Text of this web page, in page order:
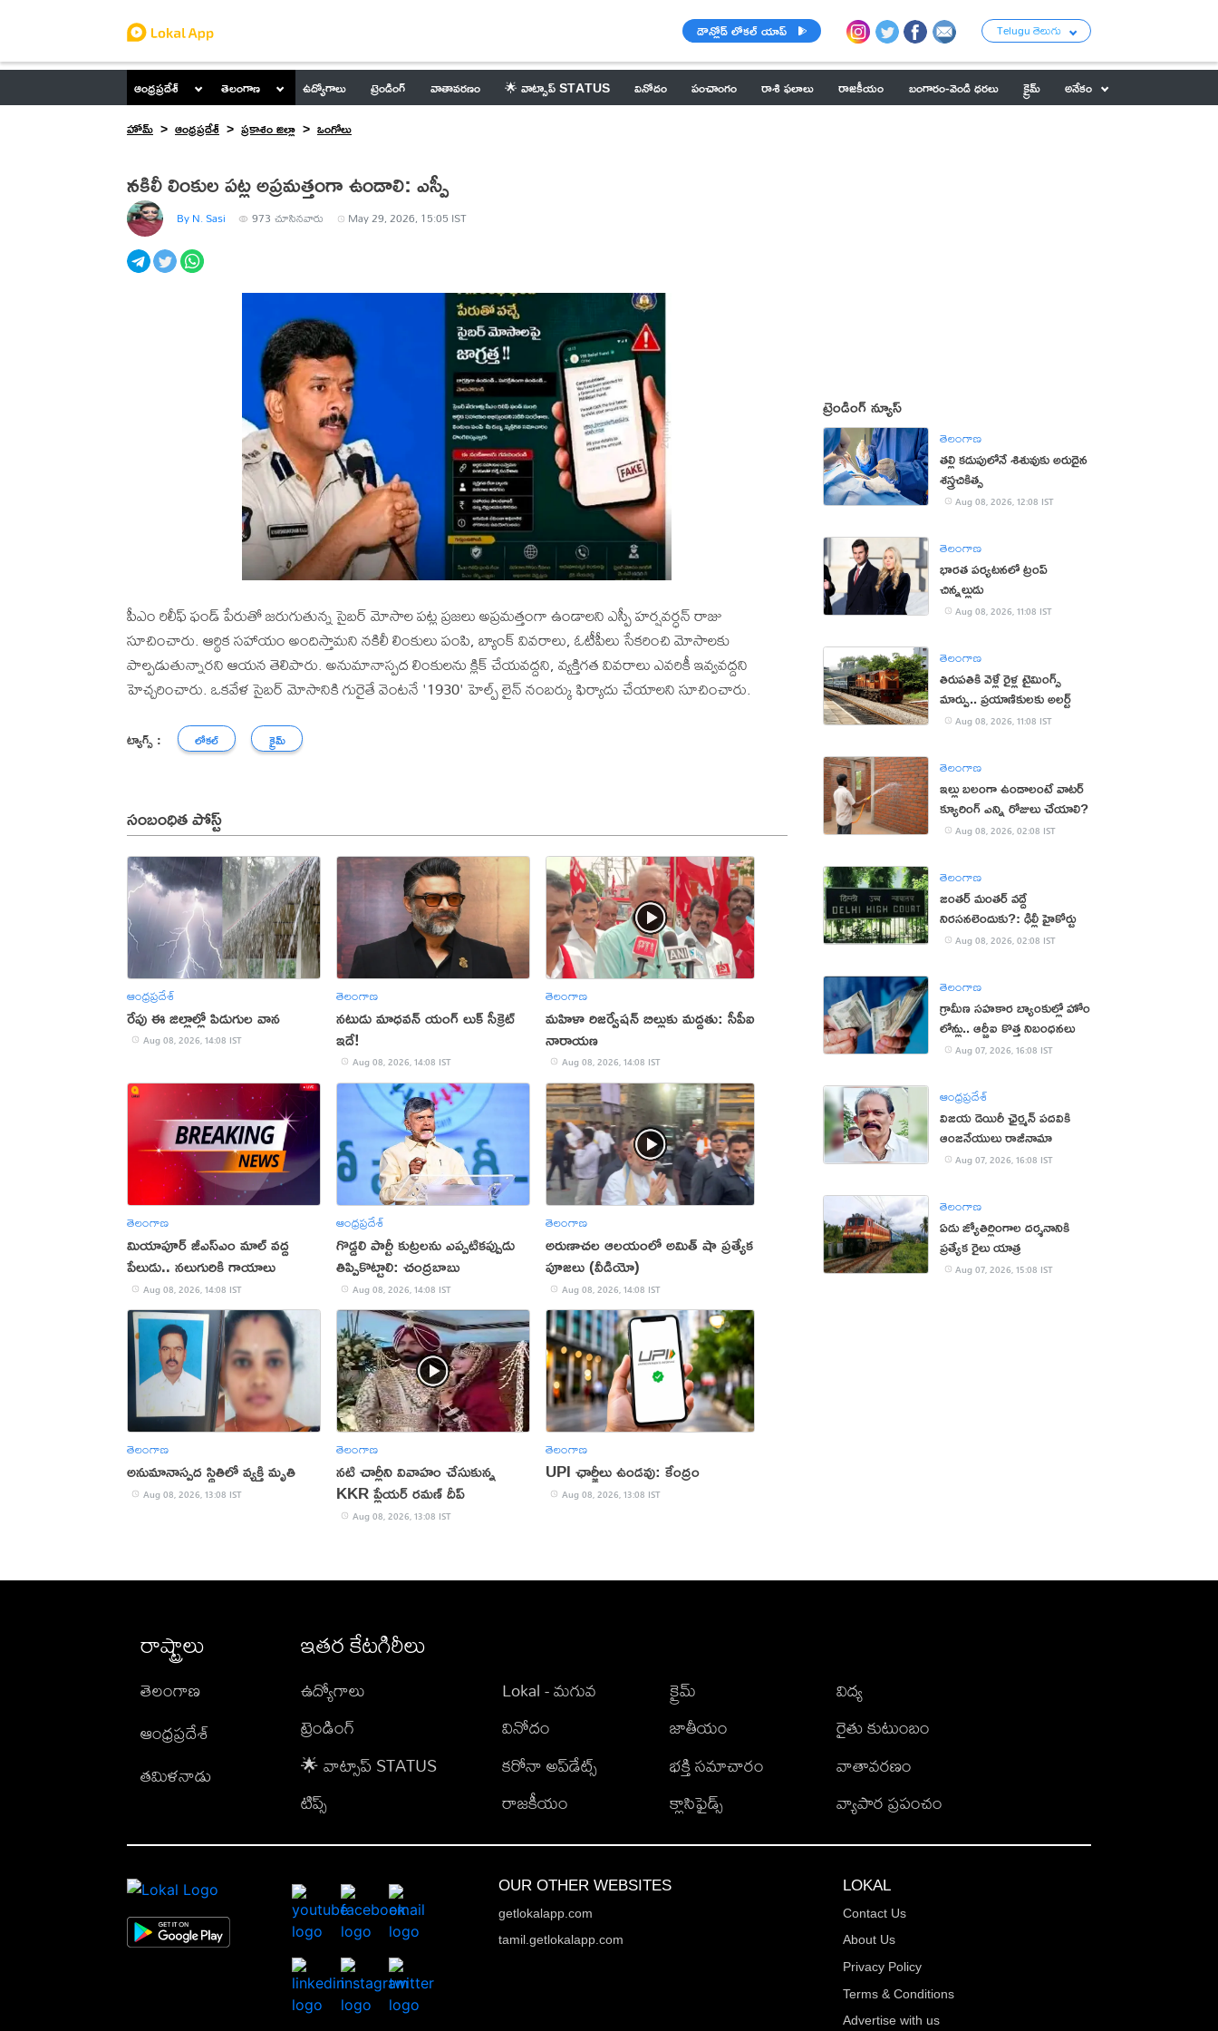
డౌన్లోడ్ లోకల్ యాప్ Telugu తెలుగు
ఆంధ్రప్రదేశ్ తెలంగాణ ఉద్యోగాలు ట్రెండింగ్ వాతావరణం 🌟 వాట్సాప్ STATUS వినోదం పంచాంగం రాశి ఫలాలు రాజకీయం బంగారం-వెండి ధరలు క్రైమ్
అనేకం
హోమ్
ఆంధ్రప్రదేశ్ ప్రకాశం జిల్లా ఒంగోలు
నకిలీ లింకుల పట్ల అప్రమత్తంగా ఉండాలి: ఎస్పీ
By N. Sasi 973 చూసినవారు May 29, 2026, 15:05 IST
పీఎం రిలీఫ్ ఫండ్ పేరుతో జరుగుతున్న సైబర్ మోసాల పట్ల ప్రజలు అప్రమత్తంగా ఉండాలని ఎస్పీ హర్షవర్ధన్ రాజు
సూచించారు. ఆర్థిక సహాయం అందిస్తామని నకిలీ లింకులు పంపి, బ్యాంక్ వివరాలు, ఓటీపీలు సేకరించి మోసాలకు
పాల్పడుతున్నారని ఆయన తెలిపారు. అనుమానాస్పద లింకులను క్లిక్ చేయవద్దని, వ్యక్తిగత వివరాలు ఎవరికీ ఇవ్వవద్దని
హెచ్చరించారు. ఒకవేళ సైబర్ మోసానికి గురైతే వెంటనే '1930' హెల్ప్ లైన్ నంబర్కు ఫిర్యాదు చేయాలని సూచించారు.
ట్యాగ్స్ : లోకల్ క్రైమ్
సంబంధిత పోస్ట్
ఆంధ్రప్రదేశ్
రేపు ఈ జిల్లాల్లో పిడుగుల వాన
Aug 08, 2026, 14:08 IST
తెలంగాణ
నటుడు మాధవన్ యంగ్ లుక్ సీక్రెట్
ఇదే!
Aug 08, 2026, 14:08 IST
తెలంగాణ
మహిళా రిజర్వేషన్ బిల్లుకు మద్దతు: సీపీఐ
నారాయణ
Aug 08, 2026, 14:08 IST
తెలంగాణ
మియాపూర్‌ జీఎస్‌ఎం మాల్‌ వద్ద
పేలుడు.. నలుగురికి గాయాలు
Aug 08, 2026, 14:08 IST
ఆంధ్రప్రదేశ్
గొడ్డలి పార్టీ కుట్రలను ఎప్పటికప్పుడు
తిప్పికొట్టాలి: చంద్రబాబు
Aug 08, 2026, 14:08 IST
తెలంగాణ
అరుణాచల ఆలయంలో అమిత్ షా ప్రత్యేక
పూజలు (వీడియో)
Aug 08, 2026, 14:08 IST
తెలంగాణ
అనుమానాస్పద స్థితిలో వ్యక్తి మృతి
Aug 08, 2026, 13:08 IST
తెలంగాణ
నటి చార్లీని వివాహం చేసుకున్న
KKR ప్లేయర్ రమణ్ దీప్
Aug 08, 2026, 13:08 IST
తెలంగాణ
UPI ఛార్జీలు ఉండవు: కేంద్రం
Aug 08, 2026, 13:08 IST
ట్రెండింగ్ న్యూస్
తెలంగాణ
తల్లి కడుపులోనే శిశువుకు అరుదైన
శస్త్రచికిత్స
Aug 08, 2026, 12:08 IST
తెలంగాణ
భారత పర్యటనలో ట్రంప్‌
చిన్నల్లుడు
Aug 08, 2026, 11:08 IST
తెలంగాణ
తిరుపతికి వెళ్లే రైళ్ల టైమింగ్స్
మార్పు.. ప్రయాణికులకు అలర్ట్
Aug 08, 2026, 11:08 IST
తెలంగాణ
ఇల్లు బలంగా ఉండాలంటే వాటర్
క్యూరింగ్ ఎన్ని రోజులు చేయాలి?
Aug 08, 2026, 02:08 IST
తెలంగాణ
జంతర్ మంతర్ వద్దే
నిరసనలెందుకు?: ఢిల్లీ హైకోర్టు
Aug 08, 2026, 02:08 IST
తెలంగాణ
గ్రామీణ సహకార బ్యాంకుల్లో హోం
లోన్లు.. ఆర్బీఐ కొత్త నిబంధనలు
Aug 07, 2026, 16:08 IST
ఆంధ్రప్రదేశ్
విజయ డెయిరీ ఛైర్మన్ పదవికి
ఆంజనేయులు రాజీనామా
Aug 07, 2026, 16:08 IST
తెలంగాణ
ఏడు జ్యోతిర్లింగాల దర్శనానికి
ప్రత్యేక రైలు యాత్ర
Aug 07, 2026, 15:08 IST
రాష్ట్రాలు
తెలంగాణ
ఆంధ్రప్రదేశ్
తమిళనాడు
ఇతర కేటగిరీలు
ఉద్యోగాలు
ట్రెండింగ్
🌟 వాట్సాప్ STATUS
టిప్స్
Lokal - మగువ
వినోదం
కరోనా అప్‌డేట్స్
రాజకీయం
క్రైమ్
జాతీయం
భక్తి సమాచారం
క్లాసిఫైడ్స్
విద్య
రైతు కుటుంబం
వాతావరణం
వ్యాపార ప్రపంచం
OUR OTHER WEBSITES
getlokalapp.com
tamil.getlokalapp.com
LOKAL
Contact Us
About Us
Privacy Policy
Terms & Conditions
Advertise with us